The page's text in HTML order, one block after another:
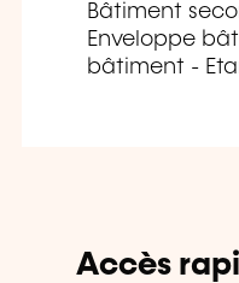
Bâtiment
Enveloppe
bâtiment -
Accès